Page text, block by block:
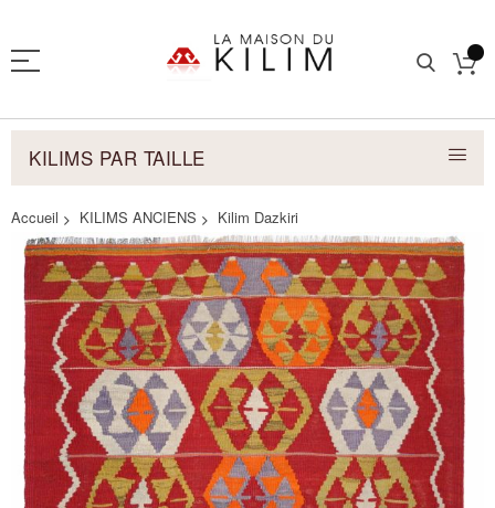
KILIMS PAR TAILLE
Accueil KILIMS ANCIENS
Kilim Dazkiri
Skip
the
end
the
images
gallery